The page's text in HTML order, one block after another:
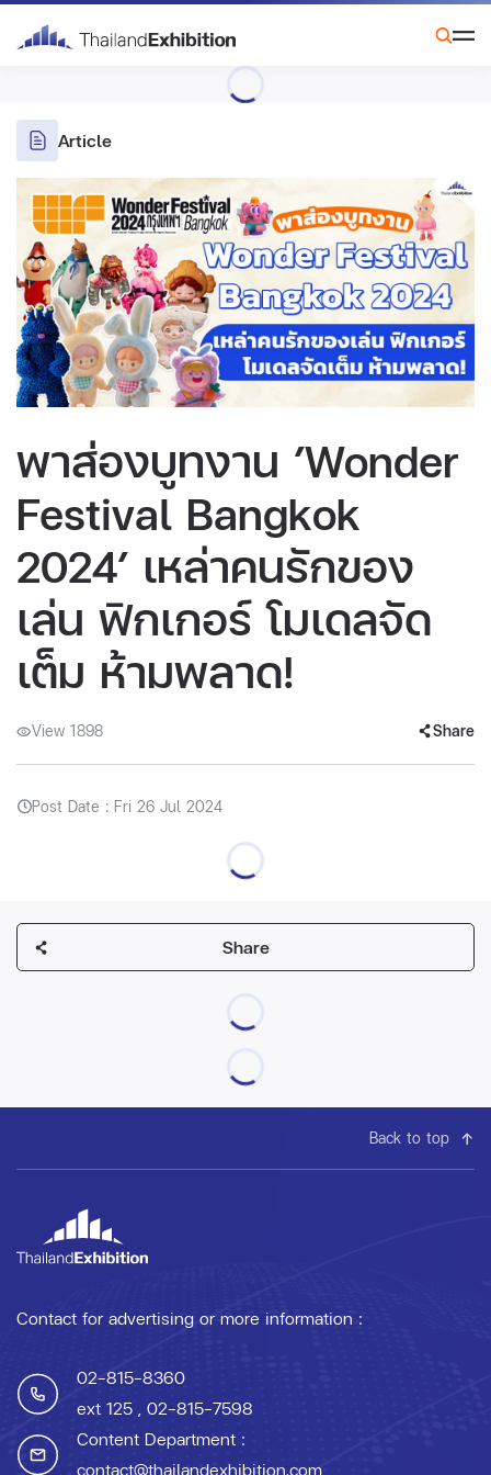
Article
พาส่องบูทงาน ’Wonder
Festival Bangkok
2024’ เหล่าคนรักของ
เล่น ฟิกเกอร์ โมเดลจัด
เต็ม ห้ามพลาด!
View 1898 Share
Post Date : Fri 26 Jul 2024
Share
Back to top
Contact for advertising or more information :
02-815-8360
ext 125 , 02-815-7598
Content Department :
contact@thailandexhibition.com